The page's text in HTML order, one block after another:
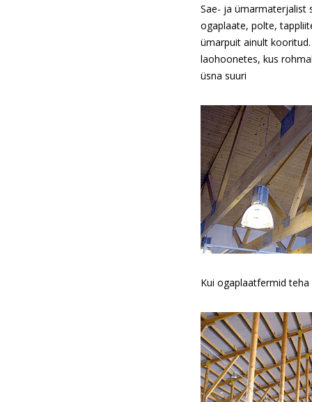
Sae- ja ümarmaterjalist
ogaplaate, polte,
ümarpuit ainult
laohoonetes, kus
üsna suuri
Kui ogaplaatfermid